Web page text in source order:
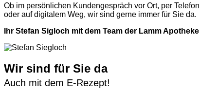
Ob im persönlichen Kundengespräch vor Ort, per Telefon
oder auf digitalem Weg, wir sind gerne immer für Sie da.
Ihr Stefan Sigloch mit dem Team der Lamm Apotheke
Wir sind für Sie da
Auch mit dem E-Rezept!